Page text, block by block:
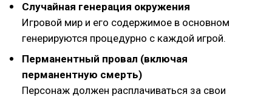
Случайная генерация окружения
Игровой мир и его содержимое в основном
генерируются процедурно с каждой игрой.
Перманентный провал (включая
перманентную смерть)
Персонаж должен расплачиваться за свои